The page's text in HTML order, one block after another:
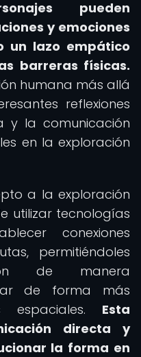
pueden
y emociones
un lazo empático
barreras físicas.
humana más allá
reflexiones
y la comunicación
en la exploración
a la exploración
utilizar tecnologías
conexiones
permitiéndoles
de manera
de forma más
espaciales. Esta
directa y
la forma en